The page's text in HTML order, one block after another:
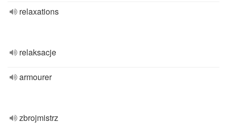
relaxations
relaksacje
armourer
zbrojmistrz